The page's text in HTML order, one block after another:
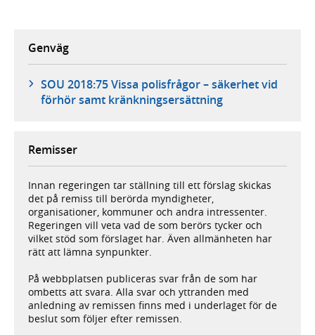
Genväg
SOU 2018:75 Vissa polisfrågor – säkerhet vid
förhör samt kränkningsersättning
Remisser
Innan regeringen tar ställning till ett förslag skickas
det på remiss till berörda myndigheter,
organisationer, kommuner och andra intressenter.
Regeringen vill veta vad de som berörs tycker och
vilket stöd som förslaget har. Även allmänheten har
rätt att lämna synpunkter.
På webbplatsen publiceras svar från de som har
ombetts att svara. Alla svar och yttranden med
anledning av remissen finns med i underlaget för de
beslut som följer efter remissen.